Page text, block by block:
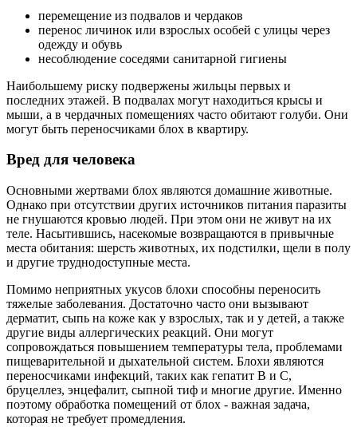
перемещение из подвалов и чердаков
перенос личинок или взрослых особей с улицы через
одежду и обувь
несоблюдение соседями санитарной гигиены
Наибольшему риску подвержены жильцы первых и
последних этажей. В подвалах могут находиться крысы и
мыши, а в чердачных помещениях часто обитают голуби. Они
могут быть переносчиками блох в квартиру.
Вред для человека
Основными жертвами блох являются домашние животные.
Однако при отсутствии других источников питания паразиты
не гнушаются кровью людей. При этом они не живут на их
теле. Насытившись, насекомые возвращаются в привычные
места обитания: шерсть животных, их подстилки, щели в полу
и другие труднодоступные места.
Помимо неприятных укусов блохи способны переносить
тяжелые заболевания. Достаточно часто они вызывают
дерматит, сыпь на коже как у взрослых, так и у детей, а также
другие виды аллергических реакций. Они могут
сопровождаться повышением температуры тела, проблемами
пищеварительной и дыхательной систем. Блохи являются
переносчиками инфекций, таких как гепатит B и C,
бруцеллез, энцефалит, сыпной тиф и многие другие. Именно
поэтому обработка помещений от блох - важная задача,
которая не требует промедления.